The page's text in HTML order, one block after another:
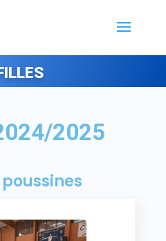
2025